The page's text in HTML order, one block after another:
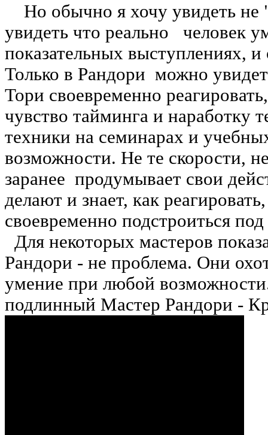
Но обычно я хочу увидеть не
увидеть что реально человек
показательных выступлениях,
Только в Рандори можно
Тори своевременно
чувство тайминга и наработку
техники на семинарах и
возможности. Не те скорости,
заранее продумывает свои
делают и знает, как
своевременно подстроиться
Для некоторых мастеров
Рандори - не проблема. Они
умение при любой
подлинный Мастер Рандори -